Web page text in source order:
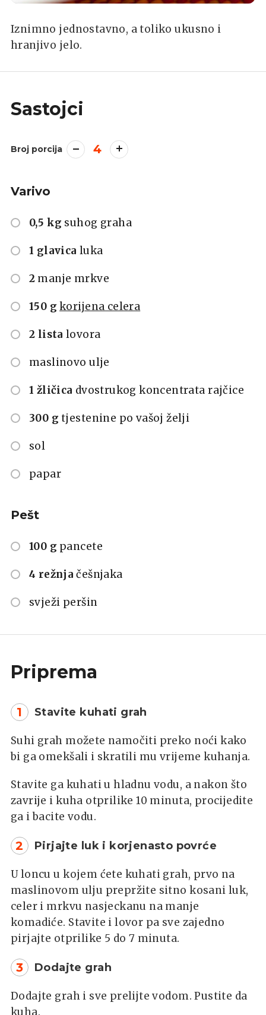
Iznimno jednostavno, a toliko ukusno i
hranjivo jelo.
Sastojci
Broj porcija 4
Varivo
0,5 kg suhog graha
1 glavica luka
2 manje mrkve
150 g korijena celera
2 lista lovora
maslinovo ulje
1 žličica dvostrukog koncentrata rajčice
300 g tjestenine po vašoj želji
sol
papar
Pešt
100 g pancete
4 režnja češnjaka
svježi peršin
Priprema
1 Stavite kuhati grah
Suhi grah možete namočiti preko noći kako
bi ga omekšali i skratili mu vrijeme kuhanja.
Stavite ga kuhati u hladnu vodu, a nakon što
zavrije i kuha otprilike 10 minuta, procijedite
ga i bacite vodu.
2 Pirjajte luk i korjenasto povrće
U loncu u kojem ćete kuhati grah, prvo na
maslinovom ulju prepržite sitno kosani luk,
celer i mrkvu nasjeckanu na manje
komadiće. Stavite i lovor pa sve zajedno
pirjajte otprilike 5 do 7 minuta.
3 Dodajte grah
Dodajte grah i sve prelijte vodom. Pustite da
kuha.